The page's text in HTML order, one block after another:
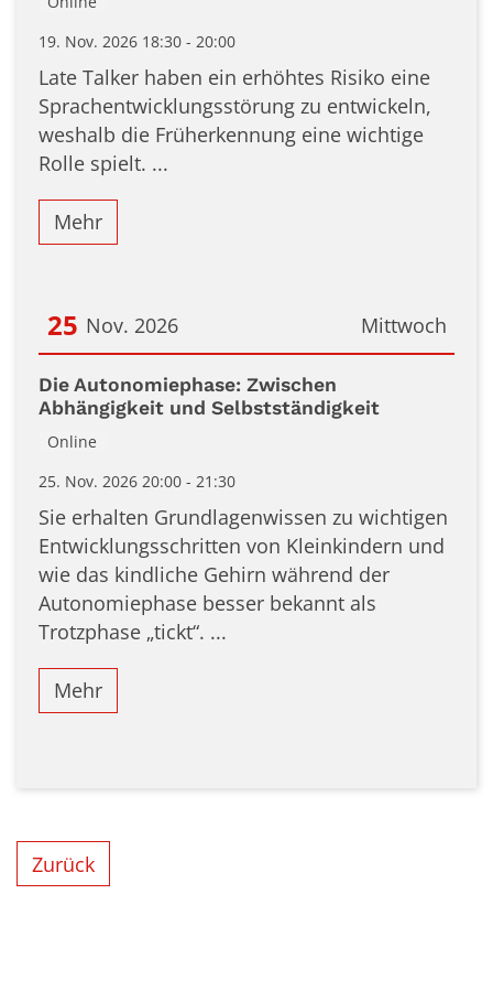
19. Nov. 2026 18:30 - 20:00
Late Talker haben ein erhöhtes Risiko eine
Sprachentwicklungsstörung zu entwickeln,
weshalb die Früherkennung eine wichtige
Rolle spielt. ...
Mehr
Mittwoch
25 Nov. 2026
Datum: 25. November 2026
Die Autonomiephase: Zwischen
Abhängigkeit und Selbstständigkeit
Online
25. Nov. 2026 20:00 - 21:30
Sie erhalten Grundlagenwissen zu wichtigen
Entwicklungsschritten von Kleinkindern und
wie das kindliche Gehirn während der
Autonomiephase besser bekannt als
Trotzphase „tickt“. ...
Mehr
Zurück